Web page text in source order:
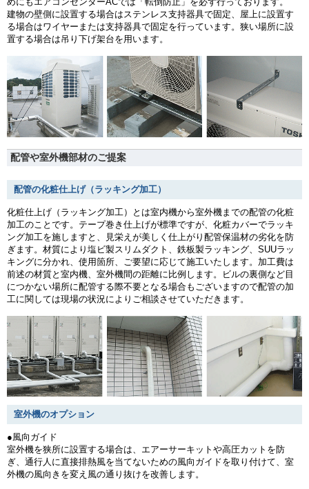
建物の壁側に設置する場合はステンレス支持器具で固定、屋上に設置す
る場合はワイヤーまたは支持器具で固定を行っています。狭い場所に設
置する場合は吊り下げ架台を用います。
配管や室外機部材のご提案
配管の化粧仕上げ（ラッキング加工）
化粧仕上げ（ラッキング加工）とは室内機から室外機までの配管の化粧
加工のことです。テープ巻き仕上げが標準ですが、化粧カバーでラッキ
ング加工を施しますと、見栄えが美しく仕上がり配管保温材の劣化を防
ぎます。材質により塩ビ製スリムダクト、鉄板製ラッキング、SUUラッ
キングに分かれ、使用箇所、ご要望に応じて施工いたします。加工費は
前述の材質と室内機、室外機間の距離に比例します。ビルの裏側など目
につかない場所に配管する際不要となる場合もございますので配管の加
工に関しては現場の状況によりご相談させていただきます。
室外機のオプション
●風向ガイド
室外機を狭所に設置する場合は、エアーサーキットや高圧カットを防
ぎ、通行人に直接排熱風を当てないための風向ガイドを取り付けて、室
外機の風向きを変え風の通り抜けを改善します。